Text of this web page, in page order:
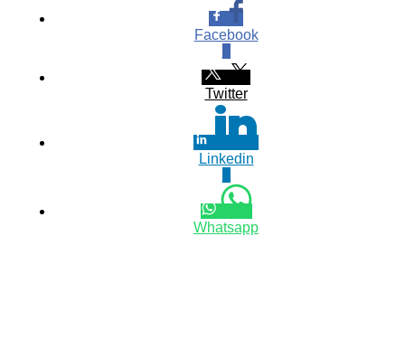
Facebook
Twitter
Linkedin
Whatsapp